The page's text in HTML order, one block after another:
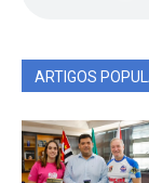
ARTIGOS